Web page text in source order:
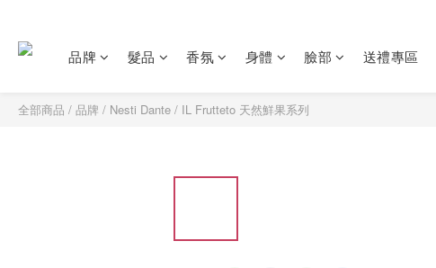
品牌 髮品 香氛 身體 臉部 送禮專區
全部商品 / 品牌 / Nesti Dante / IL Frutteto 天然鮮果系列